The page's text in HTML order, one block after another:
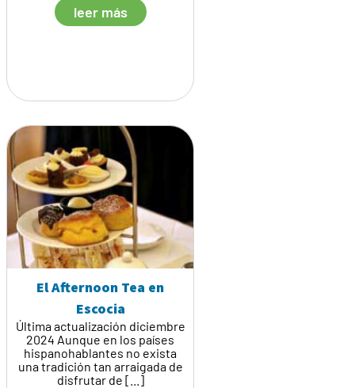
leer más
El Afternoon Tea en
Escocia
Última actualización diciembre
2024 Aunque en los países
hispanohablantes no exista
una tradición tan arraigada de
disfrutar de [...]